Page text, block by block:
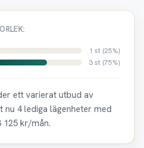
1 st (25%)
3 st (75%)
ett varierat utbud av
nu 4 lediga lägenheter med
125 kr/mån.